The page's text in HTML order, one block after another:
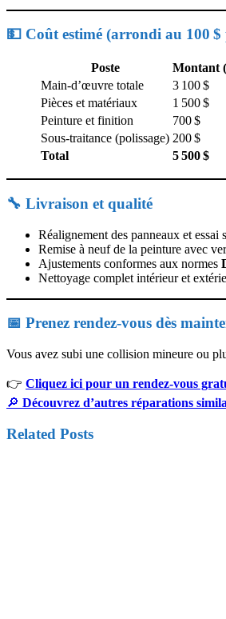
💵 Coût estimé (arrondi au 100 $
Poste
Montant
Main-d’œuvre totale
3 100 $
Pièces et matériaux
1 500 $
Peinture et finition
700 $
Sous-traitance (polissage) 200 $
Total
5 500 $
🔧 Livraison et qualité
Réalignement des panneaux et essai
Remise à neuf de la peinture avec
Ajustements conformes aux normes
Nettoyage complet intérieur et
📅 Prenez rendez-vous dès
Vous avez subi une collision mineure ou
👉 Cliquez ici pour un rendez-vous
🔎 Découvrez d’autres réparations
Related Posts